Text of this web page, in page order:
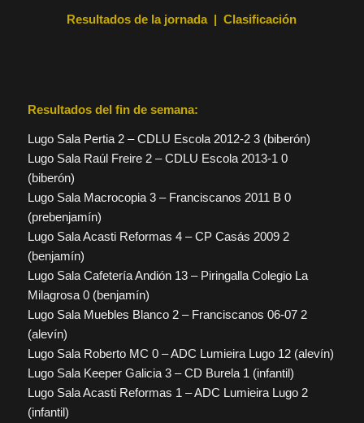
Resultados de la jornada|Clasificación
Resultados del fin de semana:
Lugo Sala Pertia 2 – CDLU Escola 2012-2 3 (biberón)
Lugo Sala Raúl Freire 2 – CDLU Escola 2013-1 0
(biberón)
Lugo Sala Macrocopia 3 – Franciscanos 2011 B 0
(prebenjamín)
Lugo Sala Acasti Reformas 4 – CP Casás 2009 2
(benjamín)
Lugo Sala Cafetería Andión 13 – Piringalla Colegio La
Milagrosa 0 (benjamín)
Lugo Sala Muebles Blanco 2 – Franciscanos 06-07 2
(alevín)
Lugo Sala Roberto MC 0 – ADC Lumieira Lugo 12 (alevín)
Lugo Sala Keeper Galicia 3 – CD Burela 1 (infantil)
Lugo Sala Acasti Reformas 1 – ADC Lumieira Lugo 2
(infantil)